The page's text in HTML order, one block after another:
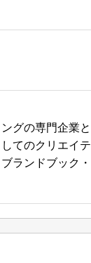
グの専門企業
てのクリエイ
ランドブック